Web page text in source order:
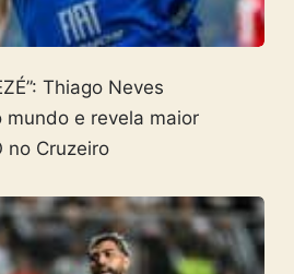
Thiago Neves
mundo e revela maior
no Cruzeiro